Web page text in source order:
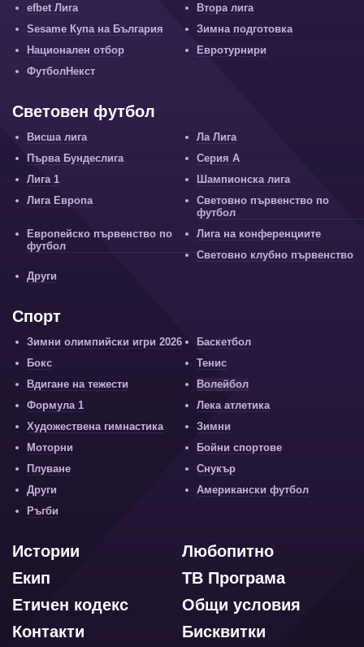
efbet Лига
Втора лига
Sesame Купа на България
Зимна подготовка
Национален отбор
Евротурнири
ФутболНекст
Световен футбол
Висша лига
Ла Лига
Първа Бундеслига
Серия А
Лига 1
Шампионска лига
Лига Европа
Световно първенство по
футбол
Европейско първенство по
футбол
Лига на конференциите
Световно клубно първенство
Други
Спорт
Зимни олимпийски игри 2026
Баскетбол
Бокс
Тенис
Вдигане на тежести
Волейбол
Формула 1
Лека атлетика
Художествена гимнастика
Зимни
Моторни
Бойни спортове
Плуване
Снукър
Други
Американски футбол
Ръгби
Любопитно
Истории
ТВ Програма
Екип
Общи условия
Етичен кодекс
Бисквитки
Контакти